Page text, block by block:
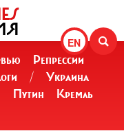
EN
Репрессии
/
Украина
Путин
Кремль